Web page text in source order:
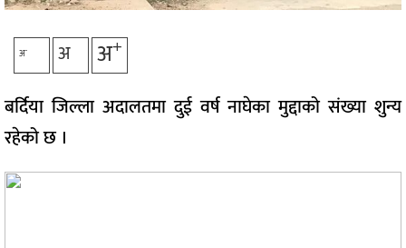
अ- अ अ+
बर्दिया जिल्ला अदालतमा दुई वर्ष नाघेका मुद्दाको संख्या शुन्य
रहेको छ ।